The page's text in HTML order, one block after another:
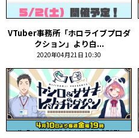
VTuber事務所「ホロライブプロダ
クション」より白...
2020年04月21日 10:30